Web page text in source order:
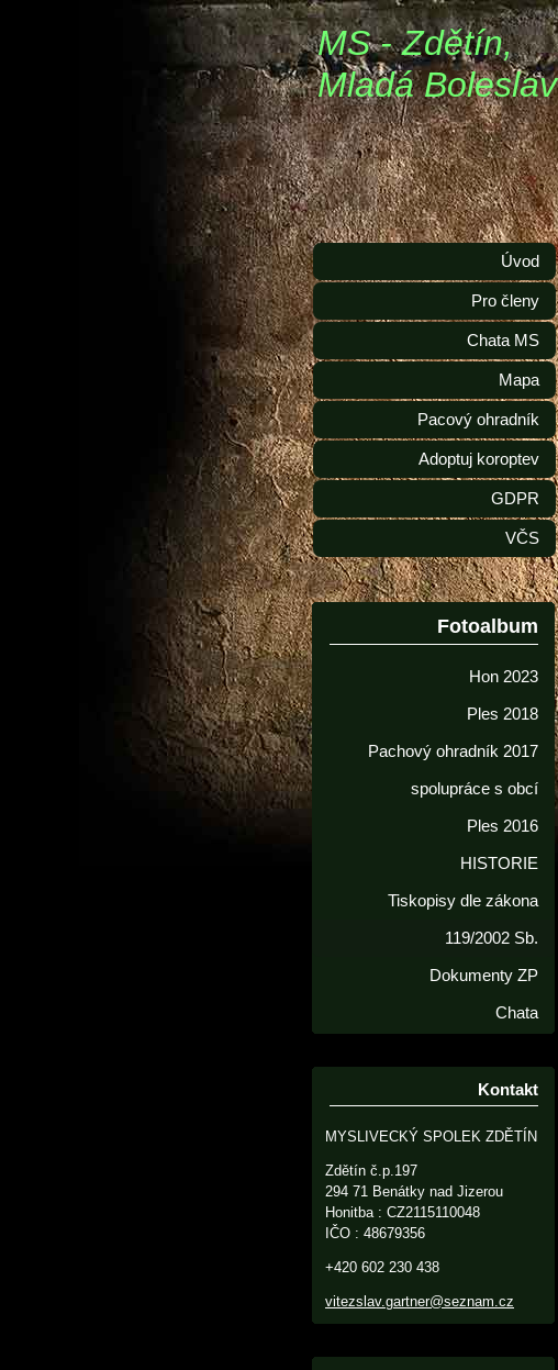
MS - Zdětín,
Mladá Boleslav
Úvod
Pro členy
Chata MS
Mapa
Pacový ohradník
Adoptuj koroptev
GDPR
VČS
Fotoalbum
Hon 2023
Ples 2018
Pachový ohradník 2017
spolupráce s obcí
Ples 2016
HISTORIE
Tiskopisy dle zákona
119/2002 Sb.
Dokumenty ZP
Chata
Kontakt
MYSLIVECKÝ SPOLEK ZDĚTÍN
Zdětín č.p.197
294 71 Benátky nad Jizerou
Honitba : CZ2115110048
IČO : 48679356
+420 602 230 438
vitezslav.gartner@seznam.cz